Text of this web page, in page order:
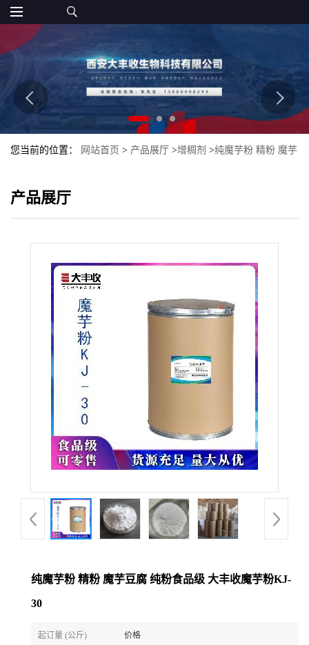
您当前的位置： 网站首页 > 产品展厅 >增稠剂 >纯魔芋粉 精粉 魔芋
产品展厅
纯魔芋粉 精粉 魔芋豆腐 纯粉食品级 大丰收魔芋粉KJ-
30
起订量 (公斤) 价格